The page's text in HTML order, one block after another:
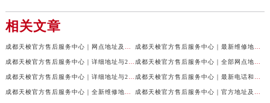
相关文章
成都天梭官方售后服务中心｜网点地址及售后服务热线权威信息公示（2026年7月最新） 成都天梭官方售后服务中心｜最新维修地址与客服电话权威信息公示（2026年7月最新）
成都天梭官方售后服务中心｜详细地址与24小时客服热线权威信息公示（2026年7月最新） 成都天梭官方售后服务中心｜全部网点地址与售后热线权威信息公示（2026年7月最新）
成都天梭官方售后服务中心｜详细地址与24小时客服电话权威信息公示（2026年7月最新） 成都天梭官方售后服务中心｜最新电话和网点地址权威信息公示（2026年7月最新）
成都天梭官方售后服务中心｜全新维修地址和客服热线权威信息公示（2026年7月最新） 成都天梭官方售后服务中心｜官方地址及售后热线电话权威信息公示（2026年7月最新）